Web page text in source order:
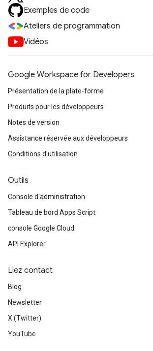
Exemples de code
Ateliers de programmation
Vidéos
Google Workspace for Developers
Présentation de la plate-forme
Produits pour les développeurs
Notes de version
Assistance réservée aux développeurs
Conditions d'utilisation
Outils
Console d'administration
Tableau de bord Apps Script
console Google Cloud
API Explorer
Liez contact
Blog
Newsletter
X (Twitter)
YouTube